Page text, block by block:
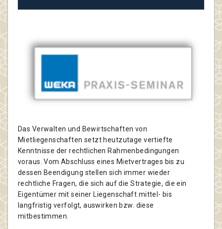
Das Verwalten und Bewirtschaften von
Mietliegenschaften setzt heutzutage vertiefte
Kenntnisse der rechtlichen Rahmenbedingungen
voraus. Vom Abschluss eines Mietvertrages bis zu
dessen Beendigung stellen sich immer wieder
rechtliche Fragen, die sich auf die Strategie, die ein
Eigentümer mit seiner Liegenschaft mittel- bis
langfristig verfolgt, auswirken bzw. diese
mitbestimmen.